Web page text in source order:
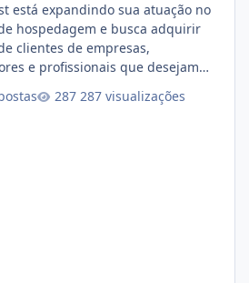
está expandindo sua atuação no
hospedagem e busca adquirir
clientes de empresas,
e profissionais que desejam
você possui clientes ativos de
287 visualizações